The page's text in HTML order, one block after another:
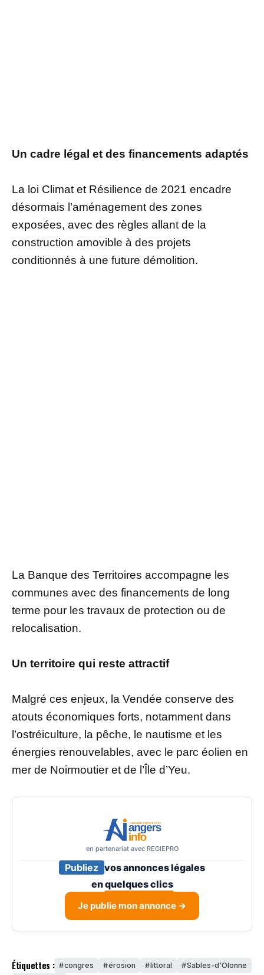
Un cadre légal et des financements adaptés
La loi Climat et Résilience de 2021 encadre
désormais l’aménagement des zones
exposées, avec des règles allant de la
construction amovible à des projets
conditionnés à une future démolition.
La Banque des Territoires accompagne les
communes avec des financements de long
terme pour les travaux de protection ou de
relocalisation.
Un territoire qui reste attractif
Malgré ces enjeux, la Vendée conserve des
atouts économiques forts, notamment dans
l’ostréiculture, la pêche, le nautisme et les
énergies renouvelables, avec le parc éolien en
mer de Noirmoutier et de l’Île d’Yeu.
en partenariat avec REGIEPRO
Publiez vos annonces légales
enquelques clics
Je publie mon annonce →
Étiquettes : congres érosion littoral
Sables-d'Olonne